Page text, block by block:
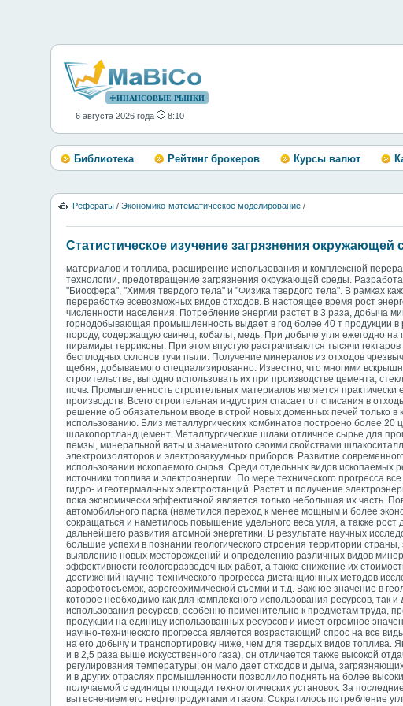
ФИНАНСОВЫЕ РЫНКИ
6 августа 2026 года 8:10
Библиотека Рейтинг брокеров Курсы валют
Рефераты / Экономико-математическое моделирование /
Статистическое изучение загрязнения окружающей
материалов и топлива, расширение использования и комплексной
технологии, предотвращение загрязнения окружающей среды.
"Биосфера", "Химия твердого тела" и "Физика твердого тела". В рамках
переработке всевозможных видов отходов. В настоящее время рост
численности населения. Потребление энергии растет в 3 раза, добыча
горнодобывающая промышленность выдает в год более 40 т продукции
породу, содержащую свинец, кобальт, медь. При добыче угля ежегодно
пирамиды терриконы. При этом впустую растрачиваются тысячи
бесплодных склонов тучи пыли. Получение минералов из отходов
щебня, добываемого специализированно. Известно, что многими
строительстве, выгодно использовать их при производстве цемента,
почв. Промышленность строительных материалов является
производств. Всего строительная индустрия спасает от списания в
решение об обязательном вводе в строй новых доменных печей только
использованию. Близ металлургических комбинатов построено более
шлакопортландцемент. Металлургические шлаки отличное сырье для
пемзы, минеральной ваты и знаменитого своими свойствами
электроизоляторов и электровакуумных приборов. Развитие
использовании ископаемого сырья. Среди отдельных видов ископаемых
источники топлива и электроэнергии. По мере технического прогресса
гидро- и геотермальных электростанций. Растет и получение
пока экономически эффективной является только небольшая их часть.
автомобильного парка (наметился переход к менее мощным и более
сокращаться и наметилось повышение удельного веса угля, а также рост
дальнейшего развития атомной энергетики. В результате научных
большие успехи в познании геологического строения территории
выявлению новых месторождений и определению различных видов
эффективности геологоразведочных работ, а также снижение их
достижений научно-технического прогресса дистанционных методов
аэрофотосъемок, аэрогеохимической съемки и т.д. Важное значение в
которое необходимо как для комплексного использования ресурсов,
использования ресурсов, особенно применительно к предметам труда,
продукции на единицу использованных ресурсов и имеет огромное
научно-технического прогресса является возрастающий спрос на все
на его добычу и транспортировку ниже, чем для твердых видов
и в 2,5 раза выше искусственного газа), он отличается также высокой
регулирования температуры; он мало дает отходов и дыма,
и в других отраслях промышленности позволило поднять на более
получаемой с единицы площади технологических установок. За
вытеснением его нефтепродуктами и газом. Сократилось потребление